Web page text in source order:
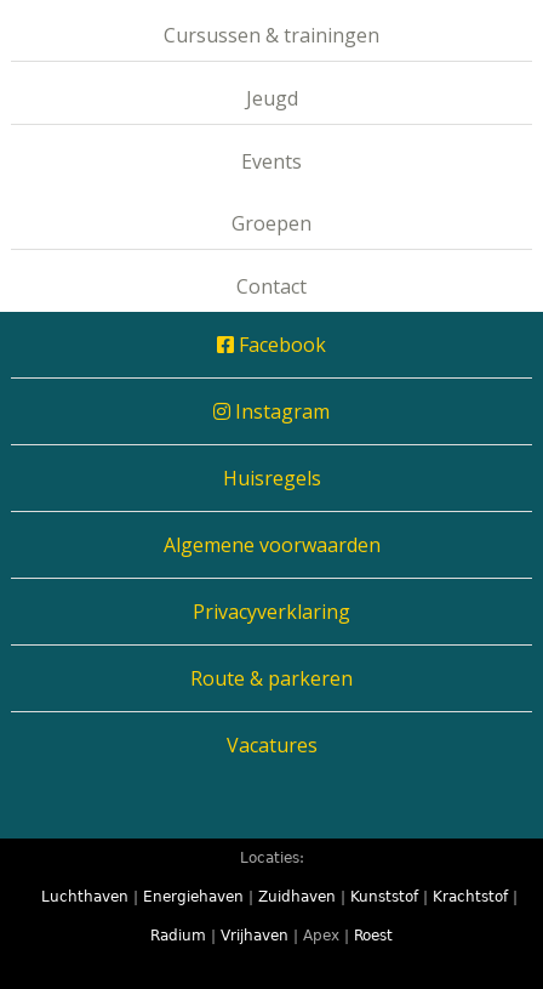
Cursussen & trainingen
Jeugd
Events
Groepen
Contact
Facebook
Instagram
Huisregels
Algemene voorwaarden
Privacyverklaring
Route & parkeren
Vacatures
Locaties:
Luchthaven | Energiehaven | Zuidhaven | Kunststof| Krachtstof|
Radium | Vrijhaven | Apex | Roest